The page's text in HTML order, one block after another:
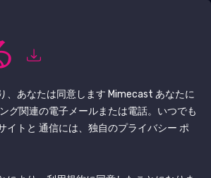
、あなたは同意します Mimecast あなたに
グ関連の電子メールまたは電話。いつでも
イトと 通信には、独自のプライバシー ポ